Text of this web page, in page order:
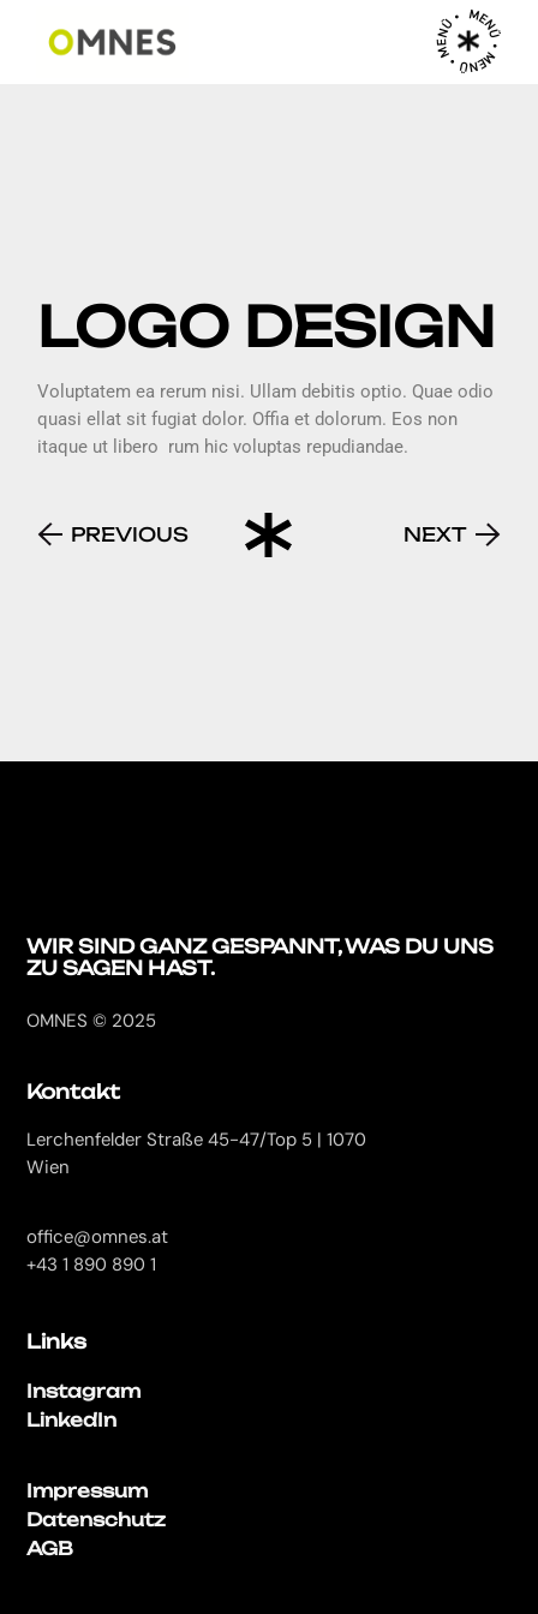
MENÜ • MENÜ • MENÜ •
LOGO DESIGN
Voluptatem ea rerum nisi. Ullam debitis optio. Quae odio
quasi ellat sit fugiat dolor. Offia et dolorum. Eos non
itaque ut libero rum hic voluptas repudiandae.
PREVIOUS NEXT
WIR SIND GANZGESPANNT, WAS DU UNS
ZU SAGEN HAST.
OMNES © 2025
Kontakt
Lerchenfelder Straße 45-47/Top 5 | 1070
Wien
office@omnes.at
+43 1 890 890 1
Links
Instagram
LinkedIn
Impressum
Datenschutz
AGB